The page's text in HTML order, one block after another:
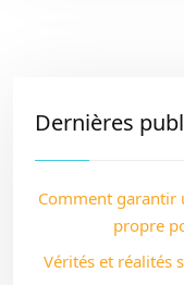
Dernières
Comment garantir
propre
Vérités et réalités